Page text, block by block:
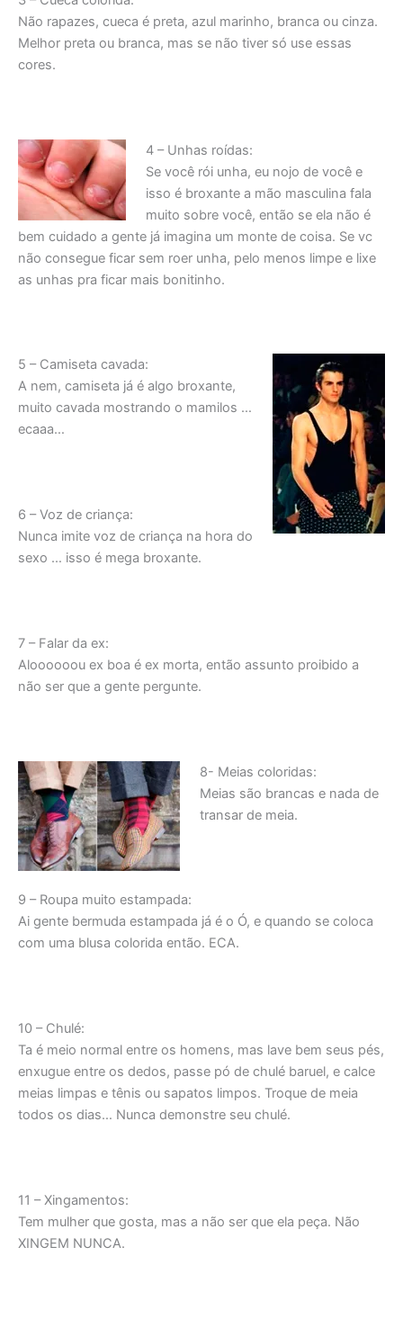
Não rapazes, cueca é preta, azul marinho, branca ou cinza.
Melhor preta ou branca, mas se não tiver só use essas
cores.
4 – Unhas roídas:
Se você rói unha, eu nojo de você e
isso é broxante a mão masculina fala
muito sobre você, então se ela não é
bem cuidado a gente já imagina um monte de coisa. Se vc
não consegue ficar sem roer unha, pelo menos limpe e lixe
as unhas pra ficar mais bonitinho.
5 – Camiseta cavada:
A nem, camiseta já é algo broxante,
muito cavada mostrando o mamilos …
ecaaa…
6 – Voz de criança:
Nunca imite voz de criança na hora do
sexo … isso é mega broxante.
7 – Falar da ex:
Aloooooou ex boa é ex morta, então assunto proibido a
não ser que a gente pergunte.
8- Meias coloridas:
Meias são brancas e nada de
transar de meia.
9 – Roupa muito estampada:
Ai gente bermuda estampada já é o Ó, e quando se coloca
com uma blusa colorida então. ECA.
10 – Chulé:
Ta é meio normal entre os homens, mas lave bem seus pés,
enxugue entre os dedos, passe pó de chulé baruel, e calce
meias limpas e tênis ou sapatos limpos. Troque de meia
todos os dias… Nunca demonstre seu chulé.
11 – Xingamentos:
Tem mulher que gosta, mas a não ser que ela peça. Não
XINGEM NUNCA.